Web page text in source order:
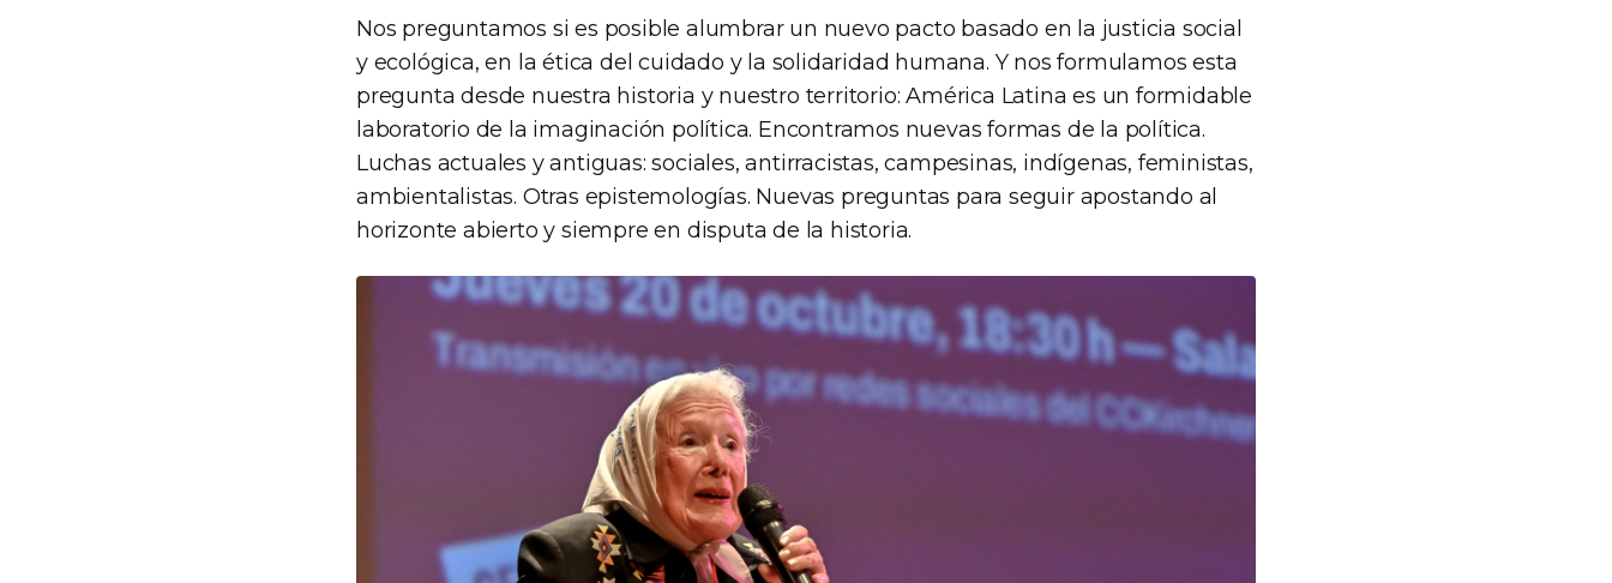
Nos preguntamos si es posible alumbrar un nuevo pacto basado en la justicia social
y ecológica, en la ética del cuidado y la solidaridad humana. Y nos formulamos esta
pregunta desde nuestra historia y nuestro territorio: América Latina es un formidable
laboratorio de la imaginación política. Encontramos nuevas formas de la política.
Luchas actuales y antiguas: sociales, antirracistas, campesinas, indígenas, feministas,
ambientalistas. Otras epistemologías. Nuevas preguntas para seguir apostando al
horizonte abierto y siempre en disputa de la historia.